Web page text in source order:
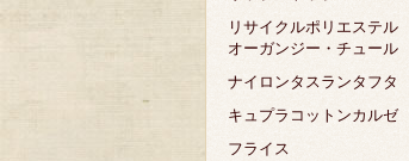
リサイクルポリエステル
オーガンジー・チュール
ナイロンタスランタフタ
キュプラコットンカルゼ
フライス